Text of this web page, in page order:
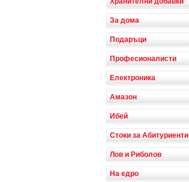
За дома
Подаръци
Професионалисти
Електроника
Амазон
Ибей
Стоки за Абитуриенти
Лов и Риболов
На едро